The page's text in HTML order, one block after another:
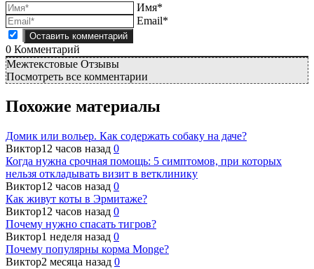
Имя*
Email*
0 Комментарий
Межтекстовые Отзывы
Посмотреть все комментарии
Похожие материалы
Домик или вольер. Как содержать собаку на даче?
Виктор12 часов назад 0
Когда нужна срочная помощь: 5 симптомов, при которых
нельзя откладывать визит в ветклинику
Виктор12 часов назад 0
Как живут коты в Эрмитаже?
Виктор12 часов назад 0
Почему нужно спасать тигров?
Виктор1 неделя назад 0
Почему популярны корма Monge?
Виктор2 месяца назад 0